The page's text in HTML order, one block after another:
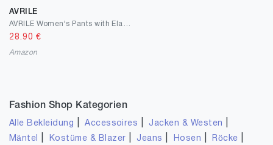
AVRILE
28.90 €
Amazon
Fashion Shop Kategorien
Alle Bekleidung |Accessoires Jacken & Westen
Mäntel Kostüme & Blazer Jeans Hosen Röcke